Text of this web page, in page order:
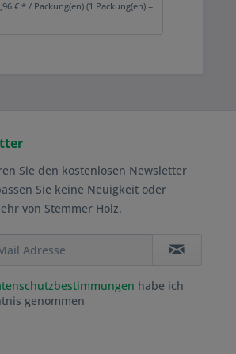
€ * / Packung(en) (1 Packung(en) = 2,68 m²)
Sie den kostenlosen Newsletter
Sie keine Neuigkeit oder
von Stemmer Holz.
habe ich
genommen